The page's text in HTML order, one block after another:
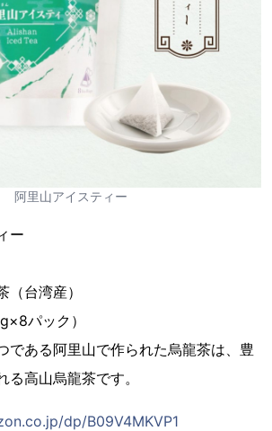
阿里山アイスティー
ー
台湾産）
パック）
である阿里山で作られた烏龍茶は、豊
高山烏龍茶です。
dp/B09V4MKVP1